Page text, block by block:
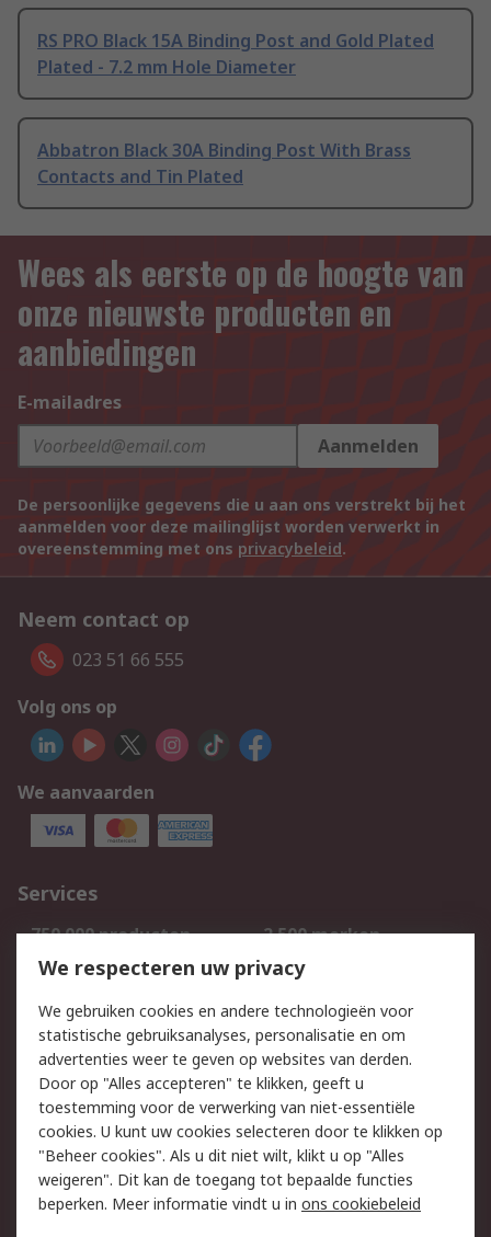
RS PRO Black 15A Binding Post and Gold Plated
Plated - 7.2 mm Hole Diameter
Abbatron Black 30A Binding Post With Brass
Contacts and Tin Plated
Wees als eerste op de hoogte van
onze nieuwste producten en
aanbiedingen
E-mailadres
Aanmelden
De persoonlijke gegevens die u aan ons verstrekt bij het
aanmelden voor deze mailinglijst worden verwerkt in
overeenstemming met ons privacybeleid.
Neem contact op
023 51 66 555
Volg ons op
We aanvaarden
Services
750.000 producten
2.500 merken
Bestellen
Inkoopoplossingen
Track & Trace
Wettelijk
Cookiebeleid
Email veiligheid
Privacybeleid
Websitevoorwaarden
Algemene
verkoopvoorwaarden
We respecteren uw privacy
We gebruiken cookies en andere technologieën voor
statistische gebruiksanalyses, personalisatie en om
advertenties weer te geven op websites van derden.
Door op "Alles accepteren" te klikken, geeft u
toestemming voor de verwerking van niet-essentiële
cookies. U kunt uw cookies selecteren door te klikken op
"Beheer cookies". Als u dit niet wilt, klikt u op "Alles
weigeren". Dit kan de toegang tot bepaalde functies
beperken. Meer informatie vindt u in ons cookiebeleid